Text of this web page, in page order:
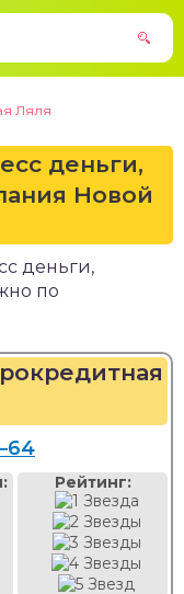
Ляля
деньги,
Новой
деньги,
по
Рейтинг: